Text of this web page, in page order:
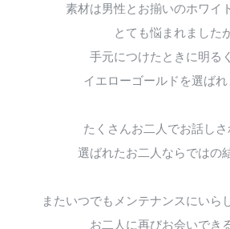
素材は男性とお揃いのホワイ
とても悩まれましたが
手元につけたときに明る
イエローゴールドを選ばれ
たくさんお二人でお話しさ
選ばれたお二人ならではの
またいつでもメンテナンスにいら
お二人に再びお会いでき